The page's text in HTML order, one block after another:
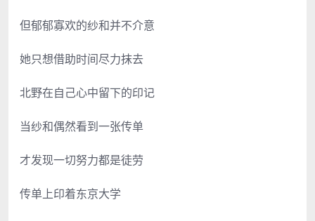
但郁郁寡欢的纱和并不介意
她只想借助时间尽力抹去
北野在自己心中留下的印记
当纱和偶然看到一张传单
才发现一切努力都是徒劳
传单上印着东京大学